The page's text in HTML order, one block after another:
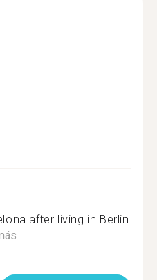
after living in Berlin